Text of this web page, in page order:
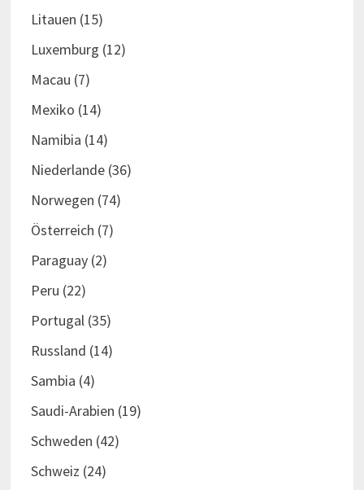
Litauen (15)
Luxemburg (12)
Macau (7)
Mexiko (14)
Namibia (14)
Niederlande(36)
Norwegen (74)
Österreich (7)
Paraguay(2)
Peru (22)
Portugal(35)
Russland (14)
Sambia (4)
Saudi-Arabien (19)
Schweden (42)
Schweiz (24)